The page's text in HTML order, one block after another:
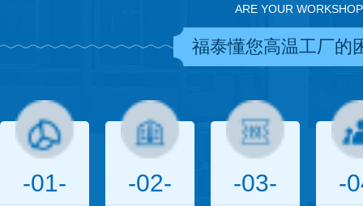
ARE YOUR
福泰懂您高温工厂的
-01- -02- -03- -